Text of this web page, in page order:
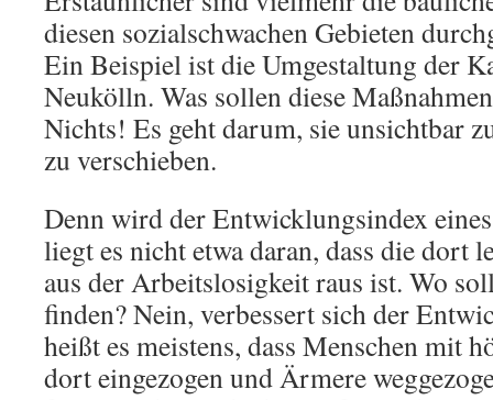
diesen sozialschwachen Gebieten
Ein Beispiel ist die Umgestaltung der
Neukölln. Was sollen diese
Nichts! Es geht darum, sie unsichtbar
zu verschieben.
Denn wird der Entwicklungsindex
liegt es nicht etwa daran, dass die dort
aus der Arbeitslosigkeit raus ist. Wo
finden? Nein, verbessert sich der
heißt es meistens, dass Menschen mit
dort eingezogen und Ärmere